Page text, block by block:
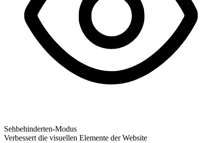
Sehbehinderten-Modus
Verbessert die visuellen Elemente der Website